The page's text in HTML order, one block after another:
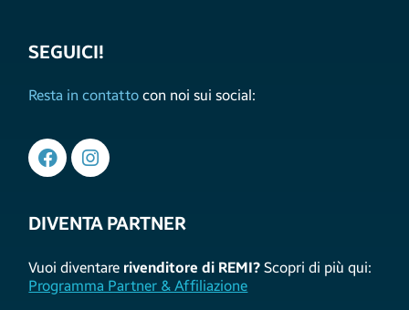
SEGUICI!
Resta in contatto con noi sui social:
DIVENTA PARTNER
Vuoi diventare rivenditore di REMI?Scopri di più qui:
Programma Partner & Affiliazione